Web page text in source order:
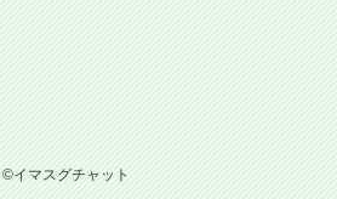
©イマスグチャット